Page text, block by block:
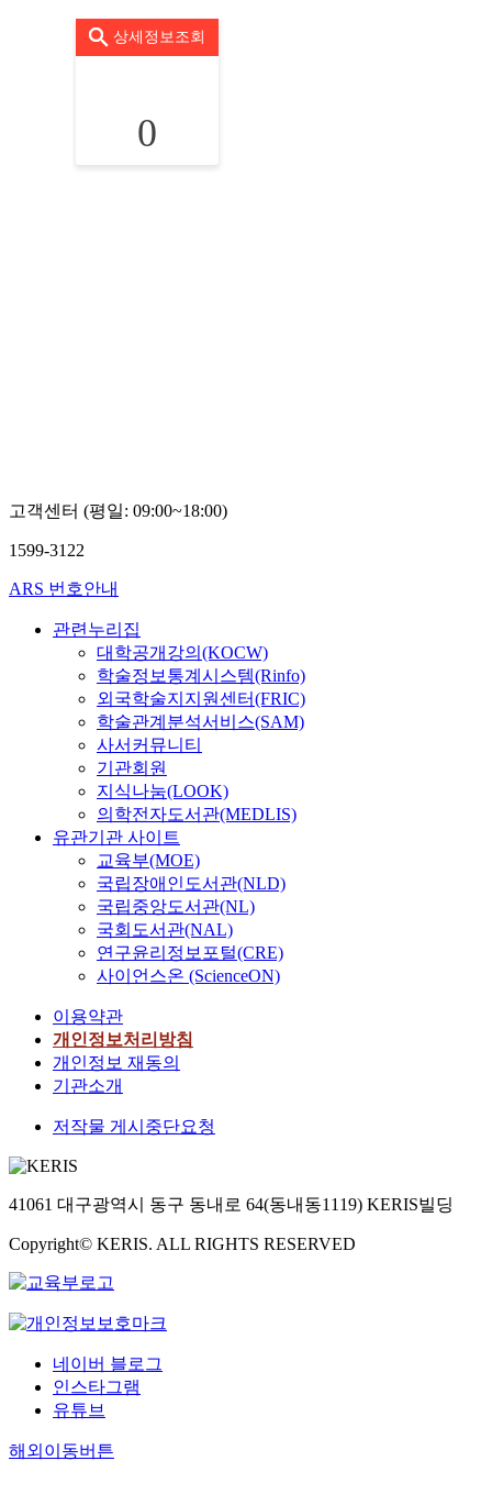
상세정보조회
0
고객센터 (평일: 09:00~18:00)
1599-3122
ARS 번호안내
관련누리집
대학공개강의(KOCW)
학술정보통계시스템(Rinfo)
외국학술지지원센터(FRIC)
학술관계분석서비스(SAM)
사서커뮤니티
기관회원
지식나눔(LOOK)
의학전자도서관(MEDLIS)
유관기관 사이트
교육부(MOE)
국립장애인도서관(NLD)
국립중앙도서관(NL)
국회도서관(NAL)
연구윤리정보포털(CRE)
사이언스온 (ScienceON)
이용약관
개인정보처리방침
개인정보 재동의
기관소개
저작물 게시중단요청
41061 대구광역시 동구 동내로 64(동내동1119) KERIS빌딩
Copyright© KERIS. ALL RIGHTS RESERVED
네이버 블로그
인스타그램
유튜브
해외이동버튼